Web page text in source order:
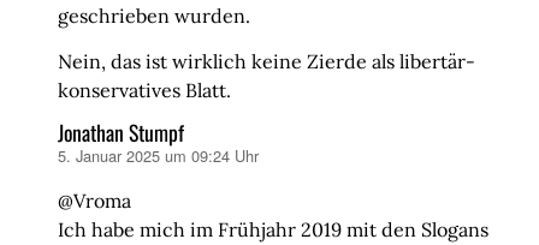
geschrieben wurden.
Nein, das ist wirklich keine Zierde als libertär-
konservatives Blatt.
Jonathan Stumpf
sagt:
5. Januar 2025 um 09:24 Uhr
@Vroma
Ich habe mich im Frühjahr 2019 mit den Slogans